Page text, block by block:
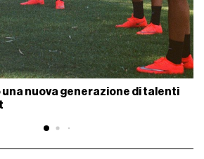
nuova generazione di talenti